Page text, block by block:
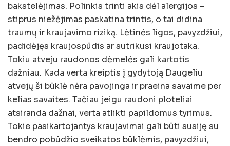
bakstelėjimas. Polinkis trinti akis dėl alergijos –
stiprus niežėjimas paskatina trintis, o tai didina
traumų ir kraujavimo riziką. Lėtinės ligos, pavyzdžiui,
padidėjęs kraujospūdis ar sutrikusi kraujotaka.
Tokiu atveju raudonos dėmelės gali kartotis
dažniau. Kada verta kreiptis į gydytoją Daugeliu
atvejų ši būklė nėra pavojinga ir praeina savaime per
kelias savaites. Tačiau jeigu raudoni ploteliai
atsiranda dažnai, verta atlikti papildomus tyrimus.
Tokie pasikartojantys kraujavimai gali būti susiję su
bendro pobūdžio sveikatos būklėmis, pavyzdžiui,